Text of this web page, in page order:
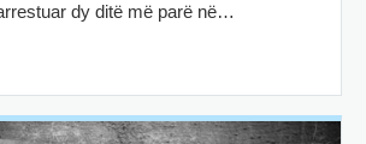
dy ditë më parë në…